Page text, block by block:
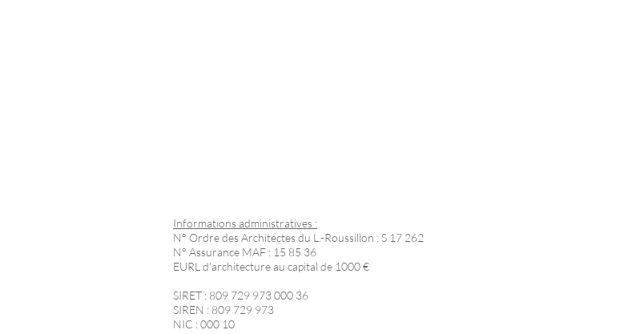
Informations administratives :
N° Ordre des Architectes du L.-Roussillon : S 17 262
N° Assurance MAF : 15 85 36
EURL d'architecture au capital de 1000 €
SIRET : 809 729 973 000 36
SIREN : 809 729 973
NIC : 000 10